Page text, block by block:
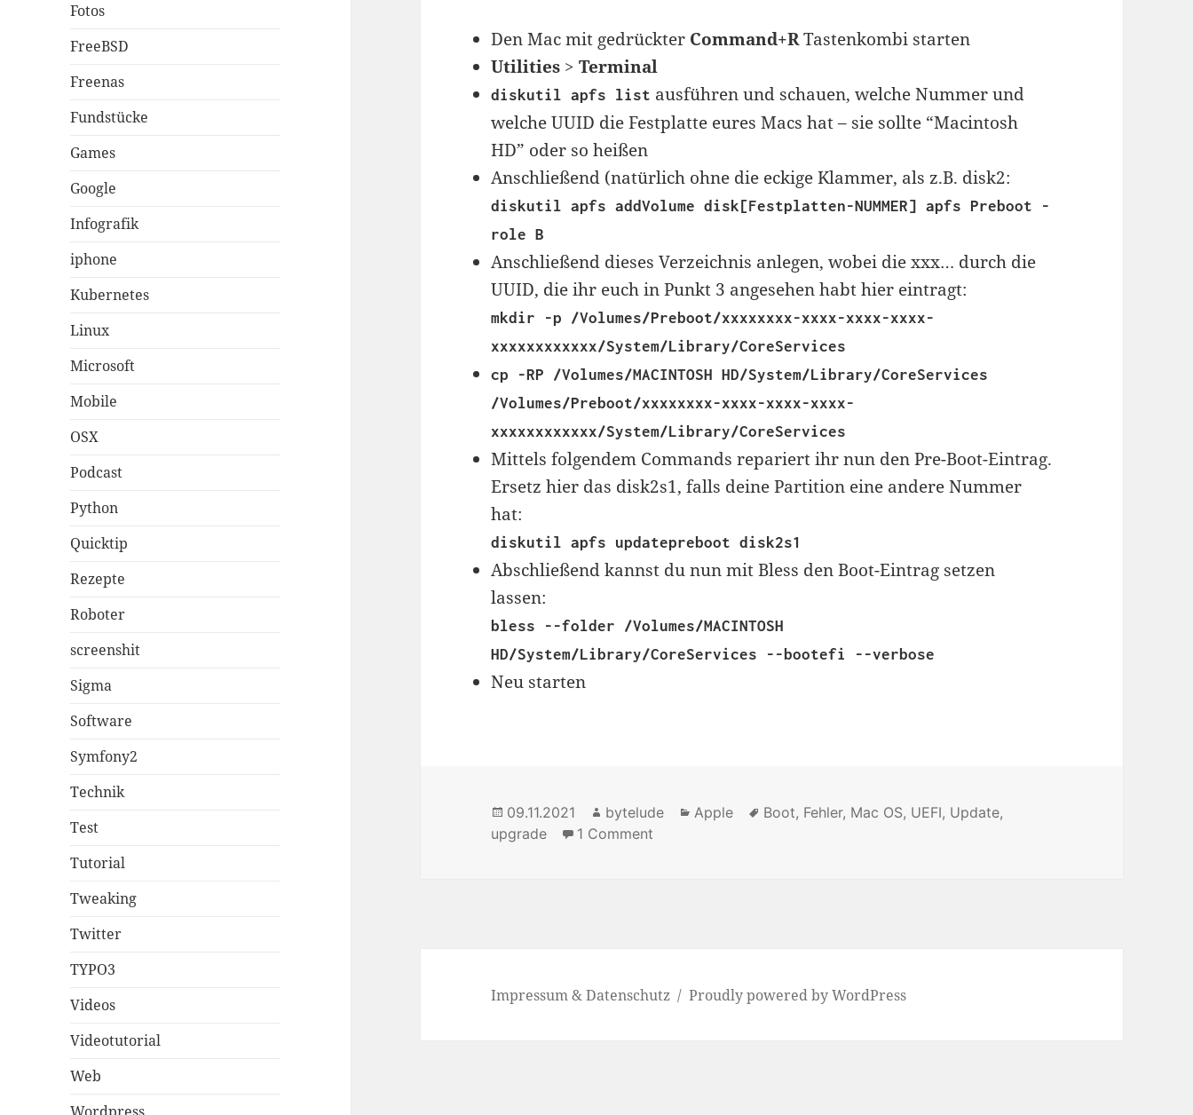
Fotos
FreeBSD
Freenas
Fundstücke
Games
Google
Infografik
iphone
Kubernetes
Linux
Microsoft
Mobile
OSX
Podcast
Python
Quicktip
Rezepte
Roboter
screenshit
Sigma
Software
Symfony2
Technik
Test
Tutorial
Tweaking
Twitter
TYPO3
Videos
Videotutorial
Web
Den Mac mit gedrückter Command+RTastenkombi starten
Utilities >Terminal
diskutil apfs list ausführen und schauen, welche Nummer und
welche UUID die Festplatte eures Macs hat – sie sollte “Macintosh
HD” oder so heißen
Anschließend (natürlich ohne die eckige Klammer, als z.B. disk2:
diskutil apfs addVolume disk[Festplatten-NUMMER] apfs Preboot -
role B
Anschließend dieses Verzeichnis anlegen, wobei die xxx… durch die
UUID, die ihr euch in Punkt 3 angesehen habt hier eintragt:
mkdir -p /Volumes/Preboot/xxxxxxxx-xxxx-xxxx-xxxx-
xxxxxxxxxxxx/System/Library/CoreServices
cp -RP /Volumes/MACINTOSH HD/System/Library/CoreServices
/Volumes/Preboot/xxxxxxxx-xxxx-xxxx-xxxx-
xxxxxxxxxxxx/System/Library/CoreServices
Mittels folgendem Commands repariert ihr nun den Pre-Boot-Eintrag.
Ersetz hier das disk2s1, falls deine Partition eine andere Nummer
hat:
diskutil apfs updatepreboot disk2s1
Abschließend kannst du nun mit Bless den Boot-Eintrag setzen
lassen:
bless --folder /Volumes/MACINTOSH
HD/System/Library/CoreServices --bootefi --verbose
Neu starten
Posted
on
09.11.2021 Author
bytelude Categories
Apple Tags
Boot, Fehler, Mac OS, UEFI, Update,
upgrade
1 Comment
Impressum & Datenschutz Proudly powered by WordPress